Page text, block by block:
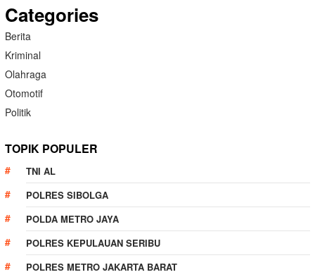
Categories
Berita
Kriminal
Olahraga
Otomotif
Politik
TOPIK POPULER
TNI AL
POLRES SIBOLGA
POLDA METRO JAYA
POLRES KEPULAUAN SERIBU
POLRES METRO JAKARTA BARAT